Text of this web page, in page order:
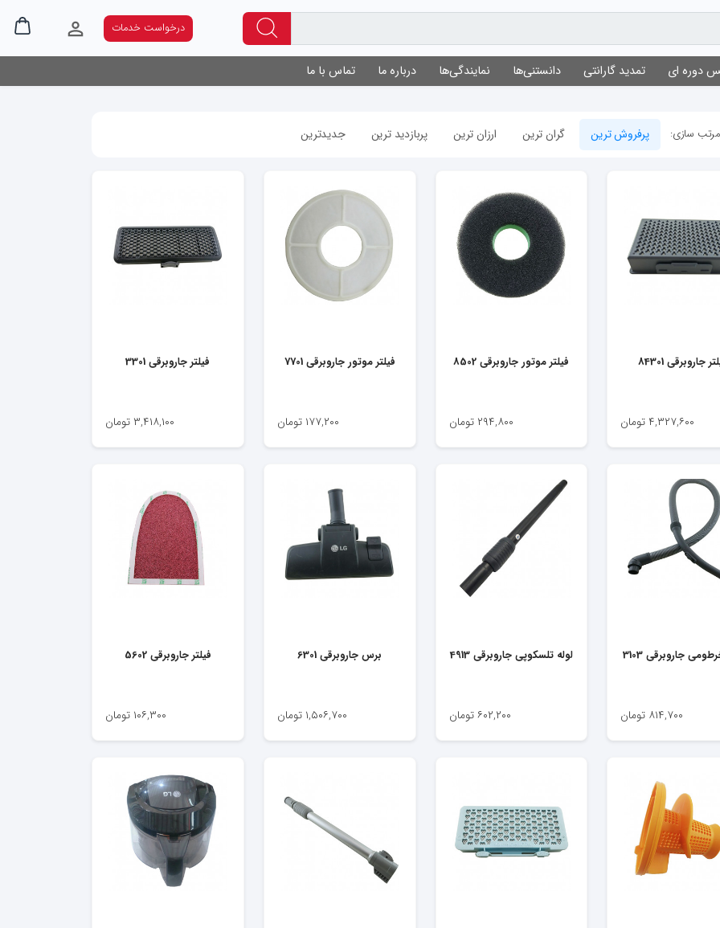
درخواست خدمات
دوره ای تمدید گارانتی دانستنی‌ها نمایندگی‌ها درباره ما تماس با ما
مرتب سازی: پرفروش ترین گران ترین ارزان ترین پربازدید ترین جدیدترین
جاروبرقی 84301
۴,۳۲۷,۶۰۰ تومان
فیلتر موتور جاروبرقی 8502
۲۹۴,۸۰۰ تومان
فیلتر موتور جاروبرقی 7701
۱۷۷,۲۰۰ تومان
فیلتر جاروبرقی 3301
۳,۴۱۸,۱۰۰ تومان
جاروبرقی 3103
۸۱۴,۷۰۰ تومان
لوله تلسکوپی جاروبرقی 4913
۶۰۲,۲۰۰ تومان
برس جاروبرقی 6301
۱,۵۰۶,۷۰۰ تومان
فیلتر جاروبرقی 5602
۱۰۶,۳۰۰ تومان